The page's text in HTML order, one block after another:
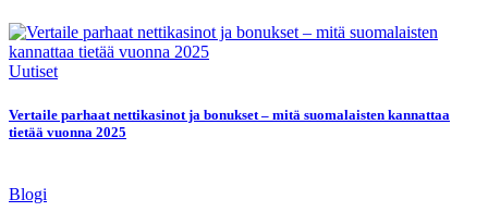
Uutiset
Vertaile parhaat nettikasinot ja bonukset – mitä suomalaisten kannattaa
tietää vuonna 2025
Blogi